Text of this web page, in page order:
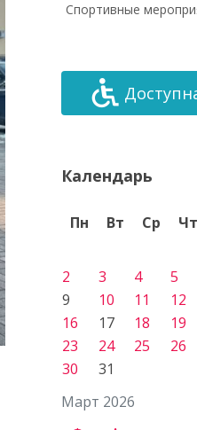
Спортивные
Календарь
Март 2026
Пн Вт Ср Чт
2
3 4 5
9
10 11 12
16
17 18 19
23
24 25 26
30
31